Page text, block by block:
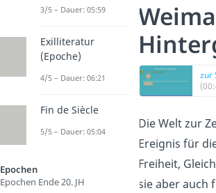
zur
Die Welt zur
Ereignis für
Freiheit,
sie aber auch
3/5 – Dauer: 05:59
Exilliteratur
(Epoche)
4/5 – Dauer: 06:21
Fin de Siècle
5/5 – Dauer: 05:04
Epochen
Epochen Ende 20. JH